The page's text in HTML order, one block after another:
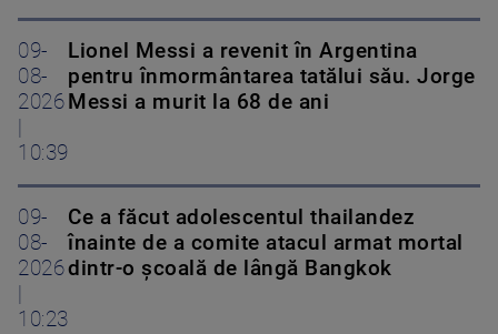
09-
08-
2026
|
10:39
Lionel Messi a revenit în Argentina
pentru înmormântarea tatălui său. Jorge
Messi a murit la 68 de ani
09-
08-
2026
|
10:23
Ce a făcut adolescentul thailandez
înainte de a comite atacul armat mortal
dintr-o școală de lângă Bangkok